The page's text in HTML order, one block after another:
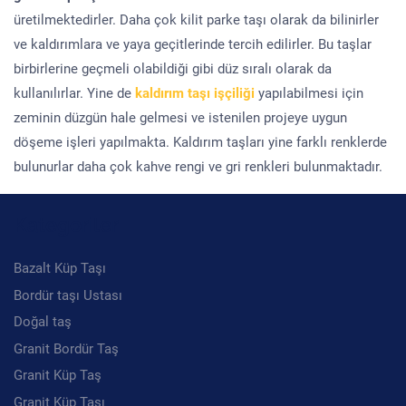
üretilmektedirler. Daha çok kilit parke taşı olarak da bilinirler
ve kaldırımlara ve yaya geçitlerinde tercih edilirler. Bu taşlar
birbirlerine geçmeli olabildiği gibi düz sıralı olarak da
kullanılırlar. Yine de kaldırım taşı işçiliği yapılabilmesi için
zeminin düzgün hale gelmesi ve istenilen projeye uygun
döşeme işleri yapılmakta. Kaldırım taşları yine farklı renklerde
bulunurlar daha çok kahve rengi ve gri renkleri bulunmaktadır.
Bazalt Küp Taşı
Bordür taşı Ustası
Doğal taş
Granit Bordür Taş
Granit Küp Taş
Granit Küp Taşı